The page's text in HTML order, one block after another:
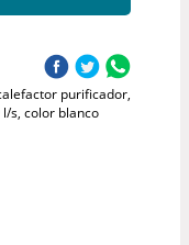
purificador,
s, color blanco